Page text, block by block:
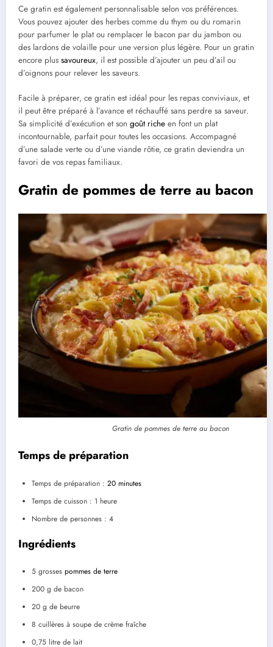
Ce gratin est également personnalisable selon vos préférences.
Vous pouvez ajouter des herbes comme du thym ou du romarin
pour parfumer le plat ou remplacer le bacon par du jambon ou
des lardons de volaille pour une version plus légère. Pour un gratin
encore plus savoureux, il est possible d’ajouter un peu d’ail ou
d’oignons pour relever les saveurs.
Facile à préparer, ce gratin est idéal pour les repas conviviaux, et
il peut être préparé à l’avance et réchauffé sans perdre sa saveur.
Sa simplicité d’exécution et son goût riche en font un plat
incontournable, parfait pour toutes les occasions. Accompagné
d’une salade verte ou d’une viande rôtie, ce gratin deviendra un
favori de vos repas familiaux.
Gratin de pommes de terre au bacon
Gratin de pommes de terre au bacon
Temps de préparation
Temps de préparation : 20 minutes
Temps de cuisson : 1 heure
Nombre de personnes : 4
Ingrédients
5 grosses pommes de terre
200 g de bacon
20 g de beurre
8 cuillères à soupe de crème fraîche
0,75 litre de lait